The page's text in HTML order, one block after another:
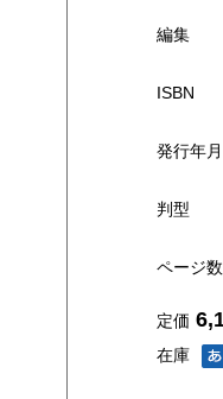
編集
ISBN
発行年月
判型
ページ数
在庫
定価